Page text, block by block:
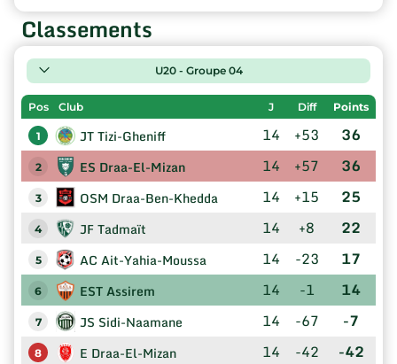
Classements
U20 - Groupe 04
Pos Club J Diff Points
1 JT Tizi-Gheniff 14 +53 36
2 ES Draa-El-Mizan 14 +57 36
3 OSM Draa-Ben-Khedda 14 +15 25
4 JF Tadmaït 14 +8 22
5 AC Ait-Yahia-Moussa 14 -23 17
6 EST Assirem 14 -1 14
7 JS Sidi-Naamane 14 -67 -7
8 E Draa-El-Mizan 14 -42 -42